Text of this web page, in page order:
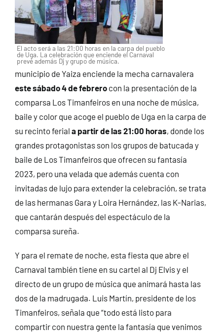
El acto será a las 21:00 horas en la carpa del pueblo
de Uga. La celebración que enciende el Carnaval
prevé además Dj y grupo de música.
municipio de Yaiza enciende la mecha carnavalera
este sábado 4 de febrerocon la presentación de la
comparsa Los Timanfeiros en una noche de música,
baile y color que acoge el pueblo de Uga en la carpa de
su recinto ferial a partir de las 21:00 horas, donde los
grandes protagonistas son los grupos de batucada y
baile de Los Timanfeiros que ofrecen su fantasía
2023, pero una velada que además cuenta con
invitadas de lujo para extender la celebración, se trata
de las hermanas Gara y Loira Hernández, las K-Narias,
que cantarán después del espectáculo de la
comparsa sureña.
Y para el remate de noche, esta fiesta que abre el
Carnaval también tiene en su cartel al Dj Elvis y el
directo de un grupo de música que animará hasta las
dos de la madrugada. Luis Martín, presidente de los
Timanfeiros, señala que “todo está listo para
compartir con nuestra gente la fantasía que venimos